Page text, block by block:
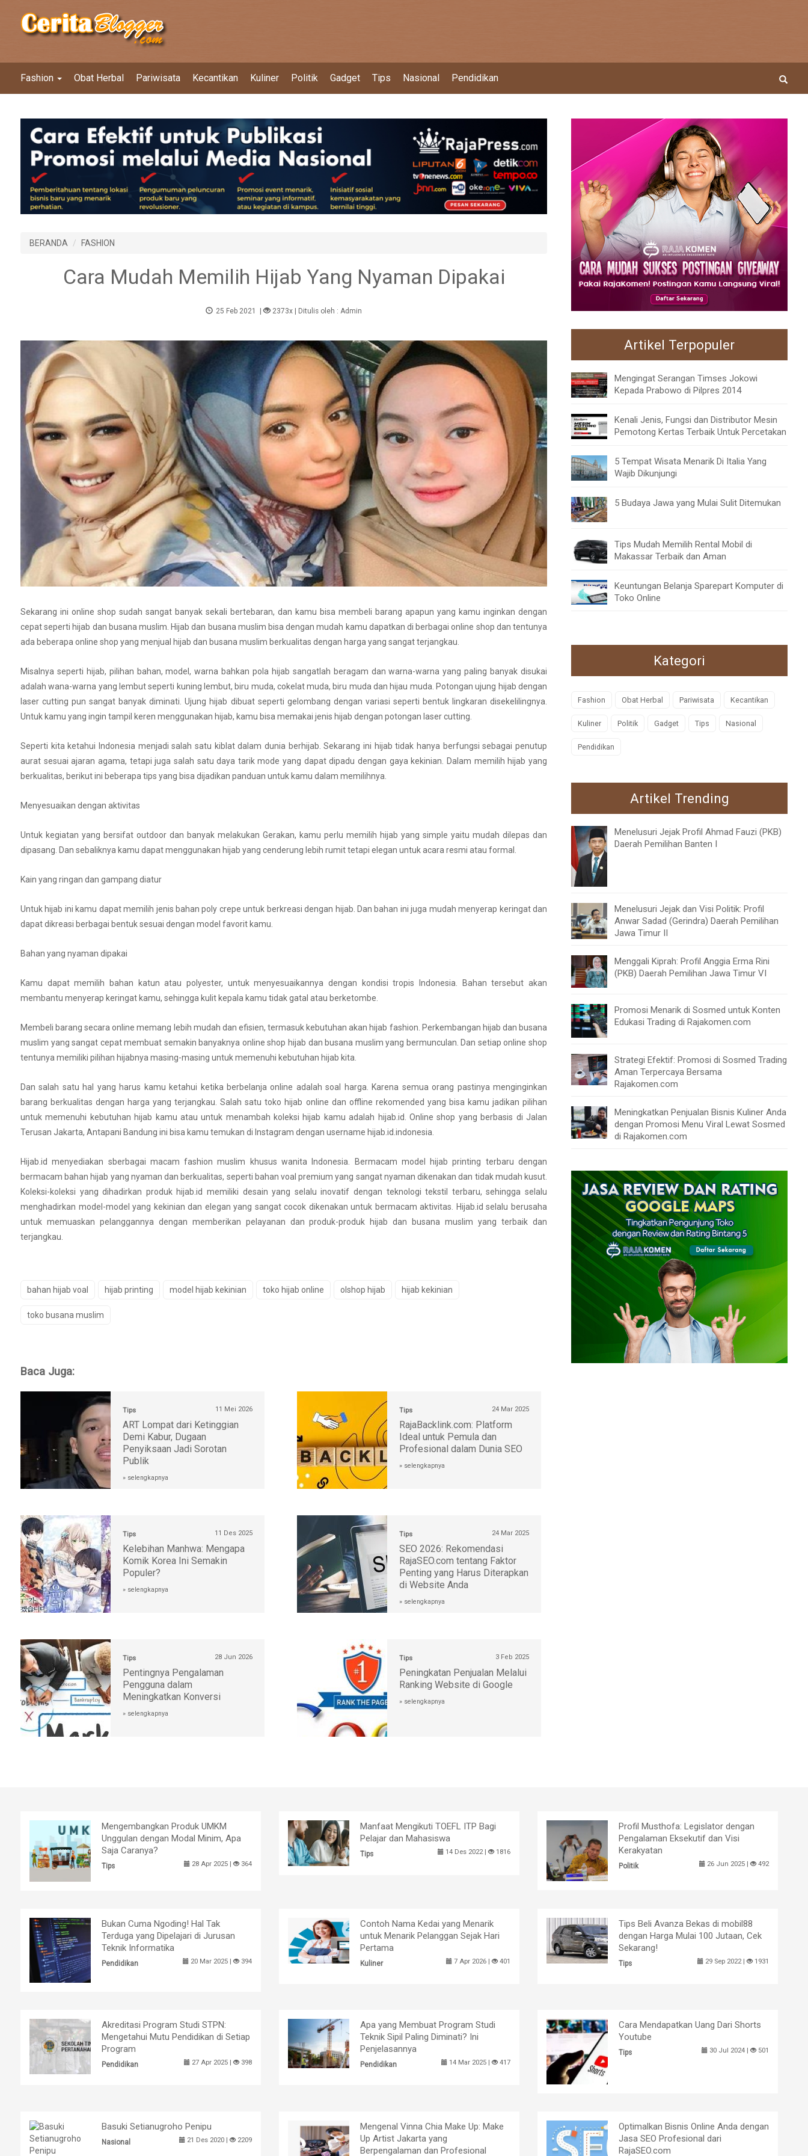
Fashion Obat Herbal Pariwisata Kecantikan Kuliner Politik Gadget Tips Nasional Pendidikan
BERANDA FASHION
Cara Mudah Memilih Hijab Yang Nyaman Dipakai
25 Feb 2021 | 2373x | Ditulis oleh : Admin
Sekarang ini online shop sudah sangat banyak sekali bertebaran, dan kamu bisa membeli barang apapun yang kamu inginkan dengan
cepat seperti hijab dan busana muslim. Hijab dan busana muslim bisa dengan mudah kamu dapatkan di berbagai online shop dan tentunya
ada beberapa online shop yang menjual hijab dan busana muslim berkualitas dengan harga yang sangat terjangkau.
Misalnya seperti hijab, pilihan bahan, model, warna bahkan pola hijab sangatlah beragam dan warna-warna yang paling banyak disukai
adalah wana-warna yang lembut seperti kuning lembut, biru muda, cokelat muda, biru muda dan hijau muda. Potongan ujung hijab dengan
laser cutting pun sangat banyak diminati. Ujung hijab dibuat seperti gelombang dengan variasi seperti bentuk lingkaran disekelilingnya.
Untuk kamu yang ingin tampil keren menggunakan hijab, kamu bisa memakai jenis hijab dengan potongan laser cutting.
Seperti kita ketahui Indonesia menjadi salah satu kiblat dalam dunia berhijab. Sekarang ini hijab tidak hanya berfungsi sebagai penutup
aurat sesuai ajaran agama, tetapi juga salah satu daya tarik mode yang dapat dipadu dengan gaya kekinian. Dalam memilih hijab yang
berkualitas, berikut ini beberapa tips yang bisa dijadikan panduan untuk kamu dalam memilihnya.
Menyesuaikan dengan aktivitas
Untuk kegiatan yang bersifat outdoor dan banyak melakukan Gerakan, kamu perlu memilih hijab yang simple yaitu mudah dilepas dan
dipasang. Dan sebaliknya kamu dapat menggunakan hijab yang cenderung lebih rumit tetapi elegan untuk acara resmi atau formal.
Kain yang ringan dan gampang diatur
Untuk hijab ini kamu dapat memilih jenis bahan poly crepe untuk berkreasi dengan hijab. Dan bahan ini juga mudah menyerap keringat dan
dapat dikreasi berbagai bentuk sesuai dengan model favorit kamu.
Bahan yang nyaman dipakai
Kamu dapat memilih bahan katun atau polyester, untuk menyesuaikannya dengan kondisi tropis Indonesia. Bahan tersebut akan
membantu menyerap keringat kamu, sehingga kulit kepala kamu tidak gatal atau berketombe.
Membeli barang secara online memang lebih mudah dan efisien, termasuk kebutuhan akan hijab fashion. Perkembangan hijab dan busana
muslim yang sangat cepat membuat semakin banyaknya online shop hijab dan busana muslim yang bermunculan. Dan setiap online shop
tentunya memiliki pilihan hijabnya masing-masing untuk memenuhi kebutuhan hijab kita.
Dan salah satu hal yang harus kamu ketahui ketika berbelanja online adalah soal harga. Karena semua orang pastinya menginginkan
barang berkualitas dengan harga yang terjangkau. Salah satu toko hijab online dan offline rekomended yang bisa kamu jadikan pilihan
untuk memenuhi kebutuhan hijab kamu atau untuk menambah koleksi hijab kamu adalah hijab.id. Online shop yang berbasis di Jalan
Terusan Jakarta, Antapani Bandung ini bisa kamu temukan di Instagram dengan username hijab.id.indonesia.
Hijab.id menyediakan sberbagai macam fashion muslim khusus wanita Indonesia. Bermacam model hijab printing terbaru dengan
bermacam bahan hijab yang nyaman dan berkualitas, seperti bahan voal premium yang sangat nyaman dikenakan dan tidak mudah kusut.
Koleksi-koleksi yang dihadirkan produk hijab.id memiliki desain yang selalu inovatif dengan teknologi tekstil terbaru, sehingga selalu
menghadirkan model-model yang kekinian dan elegan yang sangat cocok dikenakan untuk bermacam aktivitas. Hijab.id selalu berusaha
untuk memuaskan pelanggannya dengan memberikan pelayanan dan produk-produk hijab dan busana muslim yang terbaik dan
terjangkau.
bahan hijab voal hijab printing model hijab kekinian toko hijab online olshop hijab hijab kekinian
toko busana muslim
Baca Juga:
Tips 11 Mei 2026
ART Lompat dari Ketinggian
Demi Kabur, Dugaan
Penyiksaan Jadi Sorotan
Publik
» selengkapnya
Tips 24 Mar 2025
RajaBacklink.com: Platform
Ideal untuk Pemula dan
Profesional dalam Dunia SEO
» selengkapnya
Tips 11 Des 2025
Kelebihan Manhwa: Mengapa
Komik Korea Ini Semakin
Populer?
» selengkapnya
Tips 24 Mar 2025
SEO 2026: Rekomendasi
RajaSEO.com tentang Faktor
Penting yang Harus Diterapkan
di Website Anda
» selengkapnya
Tips 28 Jun 2026
Pentingnya Pengalaman
Pengguna dalam
Meningkatkan Konversi
» selengkapnya
Tips 3 Feb 2025
Peningkatan Penjualan Melalui
Ranking Website di Google
» selengkapnya
Artikel Terpopuler
Mengingat Serangan Timses Jokowi
Kepada Prabowo di Pilpres 2014
Kenali Jenis, Fungsi dan Distributor Mesin
Pemotong Kertas Terbaik Untuk Percetakan
5 Tempat Wisata Menarik Di Italia Yang
Wajib Dikunjungi
5 Budaya Jawa yang Mulai Sulit Ditemukan
Tips Mudah Memilih Rental Mobil di
Makassar Terbaik dan Aman
Keuntungan Belanja Sparepart Komputer di
Toko Online
Kategori
Fashion Obat Herbal Pariwisata Kecantikan
Kuliner Politik Gadget Tips Nasional
Pendidikan
Artikel Trending
Menelusuri Jejak Profil Ahmad Fauzi (PKB)
Daerah Pemilihan Banten I
Menelusuri Jejak dan Visi Politik: Profil
Anwar Sadad (Gerindra) Daerah Pemilihan
Jawa Timur II
Menggali Kiprah: Profil Anggia Erma Rini
(PKB) Daerah Pemilihan Jawa Timur VI
Promosi Menarik di Sosmed untuk Konten
Edukasi Trading di Rajakomen.com
Strategi Efektif: Promosi di Sosmed Trading
Aman Terpercaya Bersama
Rajakomen.com
Meningkatkan Penjualan Bisnis Kuliner Anda
dengan Promosi Menu Viral Lewat Sosmed
di Rajakomen.com
Mengembangkan Produk UMKM
Unggulan dengan Modal Minim, Apa
Saja Caranya?
Tips 28 Apr 2025 | 364
Manfaat Mengikuti TOEFL ITP Bagi
Pelajar dan Mahasiswa
Tips 14 Des 2022 | 1816
Profil Musthofa: Legislator dengan
Pengalaman Eksekutif dan Visi
Kerakyatan
Politik 26 Jun 2025 | 492
Bukan Cuma Ngoding! Hal Tak
Terduga yang Dipelajari di Jurusan
Teknik Informatika
Pendidikan 20 Mar 2025 | 394
Contoh Nama Kedai yang Menarik
untuk Menarik Pelanggan Sejak Hari
Pertama
Kuliner 7 Apr 2026 | 401
Tips Beli Avanza Bekas di mobil88
dengan Harga Mulai 100 Jutaan, Cek
Sekarang!
Tips 29 Sep 2022 | 1931
Akreditasi Program Studi STPN:
Mengetahui Mutu Pendidikan di Setiap
Program
Pendidikan 27 Apr 2025 | 398
Apa yang Membuat Program Studi
Teknik Sipil Paling Diminati? Ini
Penjelasannya
Pendidikan 14 Mar 2025 | 417
Cara Mendapatkan Uang Dari Shorts
Youtube
Tips 30 Jul 2024 | 501
Basuki Setianugroho Penipu
Nasional 21 Des 2020 | 2209
Mengenal Vinna Chia Make Up: Make
Up Artist Jakarta yang
Berpengalaman dan Profesional
Optimalkan Bisnis Online Anda dengan
Jasa SEO Profesional dari
RajaSEO.com